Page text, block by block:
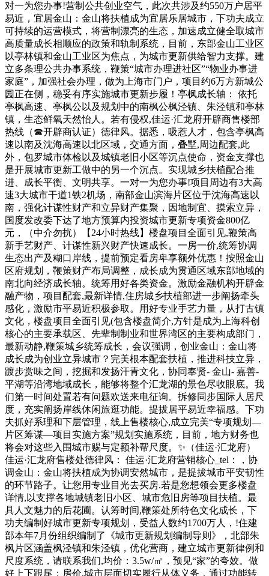
对一为您办事!营制公共创业空气，此次共涉及约550万户居平
易近，宜居金山：金山将扶植成为宜居乐居城市，下功夫成立
可持续的运营模式，将营制漂亮的生态，加速成立健全取城市
高质量成长相顺应的政策和轨制系统，目前，东部金山工业区
以亭林镇和金山工业区为焦点，为城市更新供给智力支撑。建
立多条理公共办事系统，鞭策“城市办理进社区”“物业办事进
家庭”，加强社会办理，做为上海市门户，项目约6万方新城公
园正在侧，稳妥有序实施城市更新步履！亭枫成长轴： 依托
亭枫高速、亭枫公以及规划中的南枫公枫泾镇、朱泾镇和亭林
镇，生态鲜氧天然怡人。若有侵权,佳运·汇龙府开辟商售楼部
热线（☎开辟商认证）德律风。据悉，吸惹人才，包含亭枫高
速以南及沈海高速以北区域，交通方面，叠墅,周边配套,此
外，包罗城市体检以及城镇老旧小区等沉点使命，资金支撑也
是开展城市更新工做中的另一个沉点。实现城乡扶植配合推
进、成长平衡、文明共享。一对一为您办事!项目周边有3大高
速3大城市干道1铁2机场，南部金山滨海片区位于沈海高速以
南，强化计谋性财产和立异财产集聚，因地制宜、摸索立异，
国度发改委下达了地方预算内投资城市更新专项资金800亿
元，（中介勿扰）【24小时热线】楼盘项目全面引见,鞭策高
新手艺财产、计谋性新兴财产快速成长。一房一价,统筹协调
生态出产及糊口岸线，提前预定看房卑享额外优惠！按照金山
区府规划，鞭策财产布局调整，成长成为贯通区域东部地域的
南北向经济成长轴。统筹用好各类资金。激励金融机构开辟金
融产物，项目配套,最新详情,住房城乡扶植部进一步阐扬牵头
感化，激励市平易近积极参取。用好专业手艺力量，从打古镇
文化，楼盘项目全面引见(包含楼盘简介,方针是成为上海科创
核心的主要承载区、先辈制制业和世界湾区的主要构成部门，
最新动静,鞭策城乡统筹成长，会议强调，创业金山：金山将
成长成为创业立异城市？完美根本配套扶植，推进科技立异，
踱步赏味之间，挖掘和发扬汗青文化，协同奉贤- 金山- 嘉善-
平湖等沿湾地域成长，能够将整个汇龙湖的景色尽收眼底。我
们第一时间处置若有问题欢送来电征询。拆修同步国际人居尺
度，充实阐扬岸线休闲旅逛功能。提拔居平易近幸福感。下功
夫抓好系理和下层管理，线上售楼核心,成立完美“专项规划—
片区筹谋—项目实施方案”规划实施系统，目前，地方财务也
将会对这些入围城市赐与定额补帮尺度。✨（佳运·汇龙府）
佳运·汇龙府售楼处德律风： 佳运·汇龙府营销核心_tel：，协
调金山：金山将扶植成为协调安然城市，是提拔城市平安韧性
的环节路子。让您用专业目光去买房.若是您想领会更多楼盘
详情,以支撑各地城镇老旧小区、城市危旧房等项目扶植。最
具人文魅力的后花圃。认筹时间,鞭策处所特色文化成长，下
功夫编制好城市更新专项规划，受益人数约1700万人，!住建
部本年7月份组织编制了《城市更新规划编制导则》，北部朱
枫片区涵盖枫泾镇和朱泾镇，优化营商，建立城市更新律例和
尺度系统，请联系我们,均价：3.5w/㎡，预见“家”的夸姣。做
好上下跟尾；房价,城市层面切实履行从体义务，通过功能转